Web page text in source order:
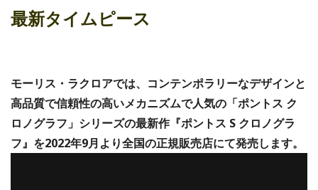
最新タイムピース
モーリス・ラクロアでは、コンテンポラリーなデザインと
高品質で信頼性の高いメカニズムで人気の「ポントス ク
ロノグラフ」シリーズの最新作『ポントス S クロノグラ
フ』を2022年9月より全国の正規販売店にて発売します。